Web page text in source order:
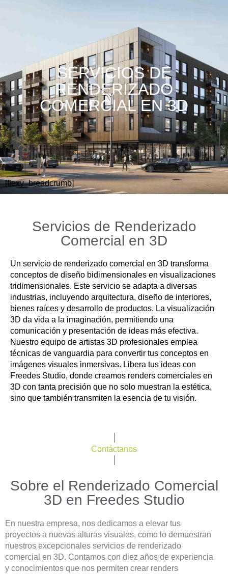
SERVICIOS DE
RENDERIZADO
COMERCIAL EN 3D
[flexy_breadcrumb]
Servicios de Renderizado
Comercial en 3D
Un servicio de renderizado comercial en 3D transforma
conceptos de diseño bidimensionales en visualizaciones
tridimensionales. Este servicio se adapta a diversas
industrias, incluyendo arquitectura, diseño de interiores,
bienes raíces y desarrollo de productos. La visualización
3D da vida a la imaginación, permitiendo una
comunicación y presentación de ideas más efectiva.
Nuestro equipo de artistas 3D profesionales emplea
técnicas de vanguardia para convertir tus conceptos en
imágenes visuales inmersivas. Libera tus ideas con
Freedes Studio, donde creamos renders comerciales en
3D con tanta precisión que no solo muestran la estética,
sino que también transmiten la esencia de tu visión.
Contáctanos
Sobre el Renderizado Comercial
3D en Freedes Studio
En nuestra empresa, nos dedicamos a elevar tus
proyectos a nuevas alturas visuales, como lo demuestran
nuestros excepcionales servicios de renderizado
comercial en 3D. Contamos con diez años de experiencia
y conocimientos que nos permiten crear renders